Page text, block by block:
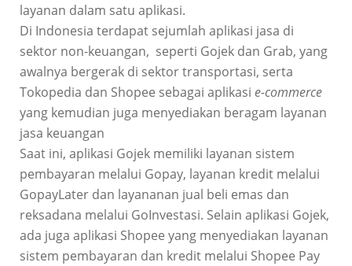
layanan dalam satu aplikasi.
Di Indonesia terdapat sejumlah aplikasi jasa di
sektor non-keuangan, seperti Gojek dan Grab, yang
awalnya bergerak di sektor transportasi, serta
Tokopedia dan Shopee sebagai aplikasi e-commerce
yang kemudian juga menyediakan beragam layanan
jasa keuangan
Saat ini, aplikasi Gojek memiliki layanan sistem
pembayaran melalui Gopay, layanan kredit melalui
GopayLater dan layananan jual beli emas dan
reksadana melalui GoInvestasi. Selain aplikasi Gojek,
ada juga aplikasi Shopee yang menyediakan layanan
sistem pembayaran dan kredit melalui Shopee Pay